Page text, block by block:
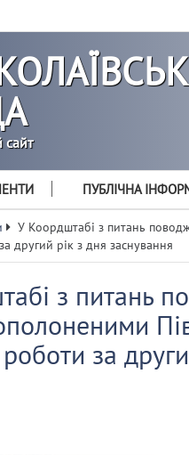
сайт
ПУБЛІЧНА
У Коордштабі з питань
другий рік з дня заснування
з питань
за